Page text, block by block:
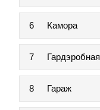
6 Камора
7 Гардэробная
8 Гараж